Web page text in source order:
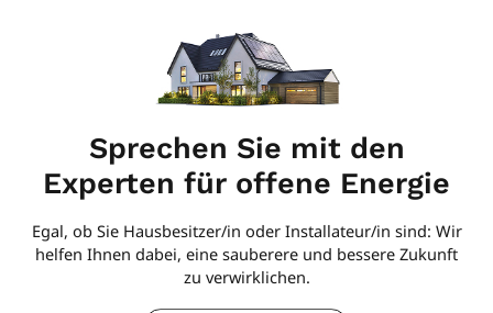
Sprechen Sie mit den
Experten für offene Energie
Egal, ob Sie Hausbesitzer/in oder Installateur/in sind: Wir
helfen Ihnen dabei, eine sauberere und bessere Zukunft
zu verwirklichen.